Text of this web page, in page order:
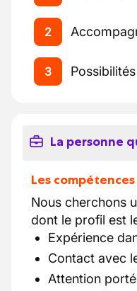
2
3
La personne
Les
Nous cherchons
dont le profil est
Expérience
Contact avec
Attention